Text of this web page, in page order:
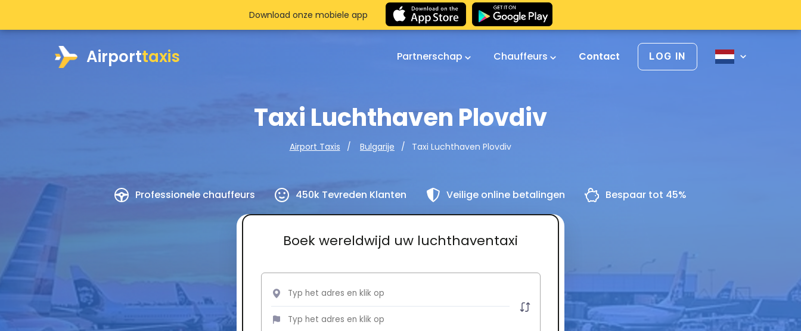
Airporttaxis Partnerschap Chauffeurs Contact LOG IN
Taxi Luchthaven Plovdiv
Airport Taxis Bulgarije Taxi Luchthaven Plovdiv
Professionele chauffeurs 450k Tevreden Klanten Veilige online betalingen Bespaar tot 45%
Boek wereldwijd uw luchthaventaxi
Download onze mobiele app